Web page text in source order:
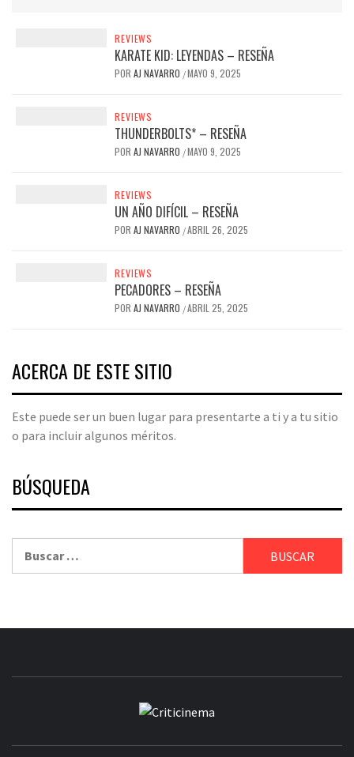
REVIEWS
KARATE KID: LEYENDAS – RESEÑA
POR AJ NAVARRO /MAYO 9, 2025
REVIEWS
THUNDERBOLTS* – RESEÑA
POR AJ NAVARRO /MAYO 9, 2025
REVIEWS
UN AÑO DIFÍCIL – RESEÑA
POR AJ NAVARRO /ABRIL 26, 2025
REVIEWS
PECADORES – RESEÑA
POR AJ NAVARRO /ABRIL 25, 2025
ACERCA DE ESTE SITIO
Este puede ser un buen lugar para presentarte a ti y a tu sitio
o para incluir algunos méritos.
BÚSQUEDA